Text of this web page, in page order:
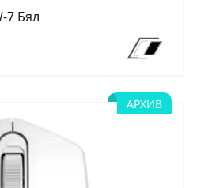
7 Бял
АРХИВ